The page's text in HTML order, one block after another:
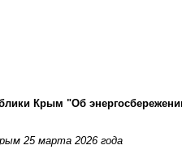
Крым "Об
25 марта 2026 года